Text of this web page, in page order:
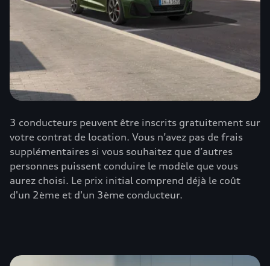
3 conducteurs peuvent être inscrits gratuitement sur
votre contrat de location. Vous n’avez pas de frais
supplémentaires si vous souhaitez que d’autres
personnes puissent conduire le modèle que vous
aurez choisi. Le prix initial comprend déjà le coût
d'un 2ème et d'un 3ème conducteur.